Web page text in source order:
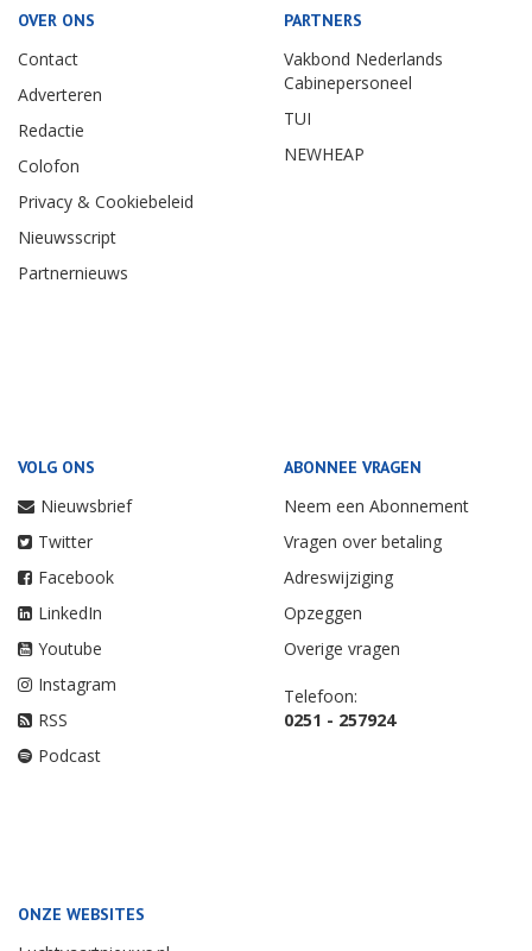
OVER ONS
Contact
Adverteren
Redactie
Colofon
Privacy & Cookiebeleid
Nieuwsscript
Partnernieuws
PARTNERS
Vakbond Nederlands
Cabinepersoneel
TUI
NEWHEAP
VOLG ONS
Nieuwsbrief
Twitter
Facebook
LinkedIn
Youtube
Instagram
RSS
Podcast
ABONNEE VRAGEN
Neem een Abonnement
Vragen over betaling
Adreswijziging
Opzeggen
Overige vragen
Telefoon:
0251 - 257924
ONZE WEBSITES